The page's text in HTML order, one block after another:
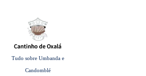
Tudo sobre Umbanda e
Candomblé